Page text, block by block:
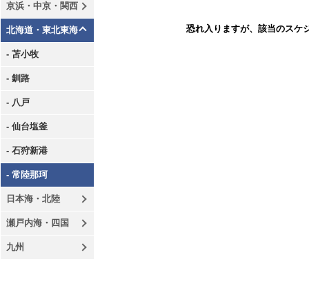
京浜・中京・関西
北海道・東北東海
- 苫小牧
- 釧路
- 八戸
- 仙台塩釜
- 石狩新港
- 常陸那珂
日本海・北陸
瀬戸内海・四国
九州
恐れ入りますが、該当のスケ